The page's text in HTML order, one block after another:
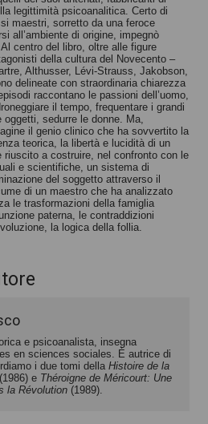
legittimità psicoanalitica. Certo di
maestri, sorretto da una feroce
all’ambiente di origine, impegnò
centro del libro, oltre alle figure
della cultura del Novecento –
Althusser, Lévi-Strauss, Jakobson,
delineate con straordinaria chiarezza
raccontano le passioni dell’uomo,
il tempo, frequentare i grandi
sedurre le donne. Ma,
il genio clinico che ha sovvertito la
teorica, la libertà e lucidità di un
riuscito a costruire, nel confronto con le
e scientifiche, un sistema di
del soggetto attraverso il
di un maestro che ha analizzato
le trasformazioni della famiglia
paterna, le contraddizioni
la logica della follia.
e psicoanalista, insegna
en sciences sociales. È autrice di
i due tomi della Histoire de la
(1986) e Théroigne de Méricourt: Une
la Révolution (1989).